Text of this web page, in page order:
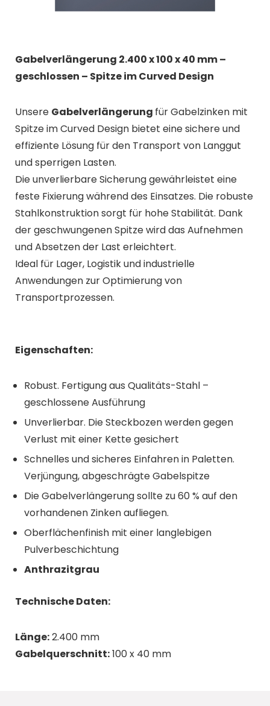
Gabelverlängerung 2.400 x 100 x 40 mm –
geschlossen – Spitze im Curved Design
Unsere Gabelverlängerung für Gabelzinken mit
Spitze im Curved Design bietet eine sichere und
effiziente Lösung für den Transport von Langgut
und sperrigen Lasten.
Die unverlierbare Sicherung gewährleistet eine
feste Fixierung während des Einsatzes. Die robuste
Stahlkonstruktion sorgt für hohe Stabilität. Dank
der geschwungenen Spitze wird das Aufnehmen
und Absetzen der Last erleichtert.
Ideal für Lager, Logistik und industrielle
Anwendungen zur Optimierung von
Transportprozessen.
Eigenschaften:
Robust. Fertigung aus Qualitäts-Stahl –
geschlossene Ausführung
Unverlierbar. Die Steckbozen werden gegen
Verlust mit einer Kette gesichert
Schnelles und sicheres Einfahren in Paletten.
Verjüngung, abgeschrägte Gabelspitze
Die Gabelverlängerung sollte zu 60 % auf den
vorhandenen Zinken aufliegen.
Oberflächenfinish mit einer langlebigen
Pulverbeschichtung
Anthrazitgrau
Technische Daten:
Länge:2.400 mm
Gabelquerschnitt:100 x 40 mm